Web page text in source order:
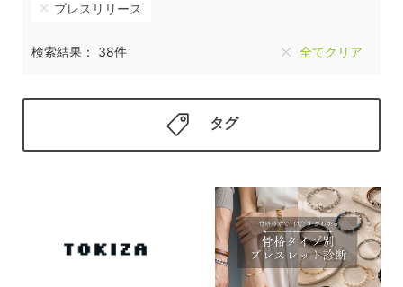
プレスリリース
検索結果： 38件 全てクリア
タグ